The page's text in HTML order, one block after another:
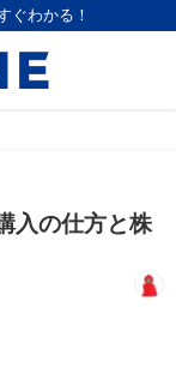
ぐわかる！
入の仕方と株